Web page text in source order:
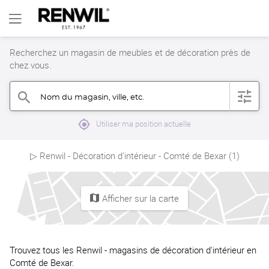
Recherchez un magasin de meubles et de décoration près de
chez vous.
search Nom du magasin, ville, etc. filter
mylocation Utiliser ma position actuelle
▷ Renwil - Décoration d'intérieur - Comté de Bexar (1)
map Afficher sur la carte
Trouvez tous les Renwil - magasins de décoration d'intérieur en
Comté de Bexar.